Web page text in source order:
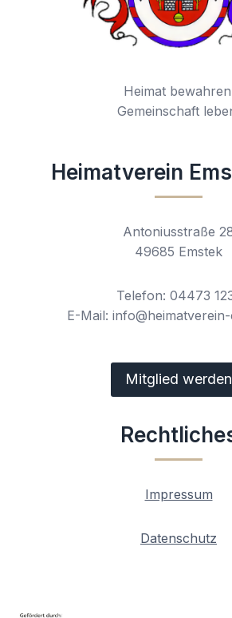
Heimat
Gemeinschaft
Heimatverein
Antoniusstraße
49685 Emstek
Telefon: 04473
E-Mail:
Mitglied werden
Impressum
Datenschutz